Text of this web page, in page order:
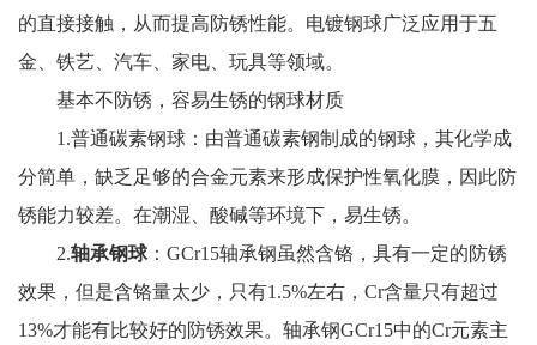
的直接接触，从而提高防锈性能。电镀钢球广泛应用于五
金、铁艺、汽车、家电、玩具等领域。
基本不防锈，容易生锈的钢球材质
1.普通碳素钢球：由普通碳素钢制成的钢球，其化学成
分简单，缺乏足够的合金元素来形成保护性氧化膜，因此防
锈能力较差。在潮湿、酸碱等环境下，易生锈。
2.轴承钢球：GCr15轴承钢虽然含铬，具有一定的防锈
效果，但是含铬量太少，只有1.5%左右，Cr含量只有超过
13%才能有比较好的防锈效果。轴承钢GCr15中的Cr元素主